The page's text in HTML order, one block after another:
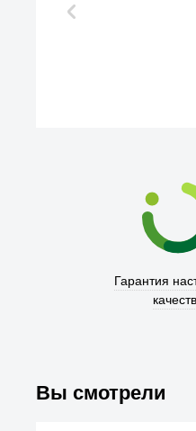
Гарантия
Вы смотрели